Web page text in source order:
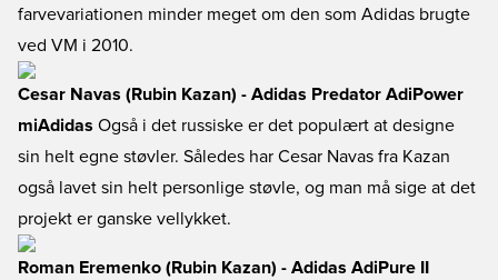
farvevariationen minder meget om den som Adidas brugte
ved VM i 2010.
Cesar Navas (Rubin Kazan) - Adidas Predator AdiPower
miAdidas Også i det russiske er det populært at designe
sin helt egne støvler. Således har Cesar Navas fra Kazan
også lavet sin helt personlige støvle, og man må sige at det
projekt er ganske vellykket.
Roman Eremenko (Rubin Kazan) - Adidas AdiPure II